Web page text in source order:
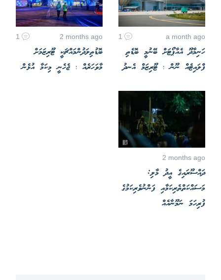
a month ago
1
ހަނިމާދޫ އެއާޕޯޓަށް ބޭނުމީ ބޮޑެތި
ފްލައިޓެއް ނޫން ؛ ޓޫރިޒަމް އެނދު
2 months ago
1
ބޮޑުތިލަދުންމައްޗަކީ ޓޫރިޒަމަށް
މާވަހަރެއް ؛ ޖެހެނީ މިކަމާ އުޅެން
2 months ago
ދައްސޫރައިގެ އީދު މާލި:
މަސައްކަތްތެރިކަމާއި ފަންނުވެރިކަމުގެ
ފުރިހަމަ ނަމޫނާއެއް